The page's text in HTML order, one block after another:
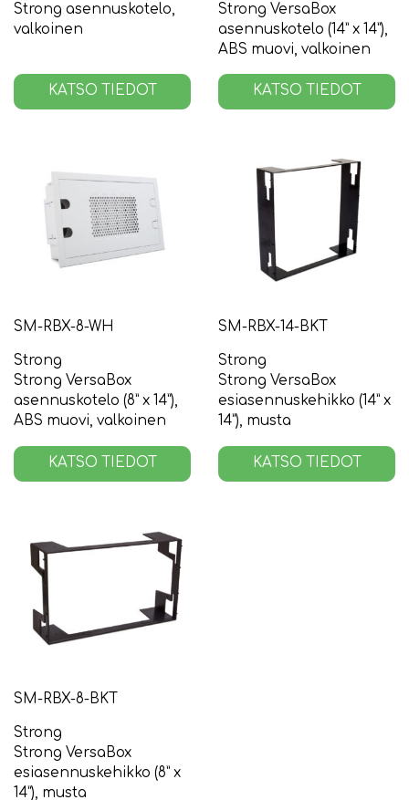
Strong asennuskotelo,
valkoinen
KATSO TIEDOT
Strong VersaBox
asennuskotelo (14” x 14”),
ABS muovi, valkoinen
KATSO TIEDOT
SM-RBX-8-WH
Strong
Strong VersaBox
asennuskotelo (8” x 14”),
ABS muovi, valkoinen
KATSO TIEDOT
SM-RBX-14-BKT
Strong
Strong VersaBox
esiasennuskehikko (14” x
14”), musta
KATSO TIEDOT
SM-RBX-8-BKT
Strong
Strong VersaBox
esiasennuskehikko (8” x
14”), musta